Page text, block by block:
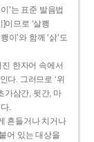
’는 표준 발음법
이므로 ‘살쾡
이’와 함께 ‘삵’도
진 한자어 속에서
다. 그러므로 ‘위
가삼간, 뒷간, 마
.
흔들거나 치거나
어 있는 대상을